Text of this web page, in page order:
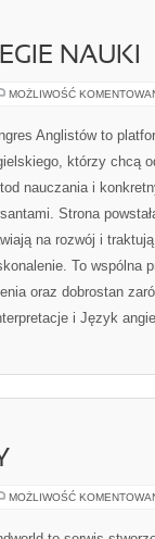
NAUKI
MOŻLIWOŚĆ
Anglistów to
którzy chcą
nauczania i
Strona
na rozwój i
To wspólna
oraz dobrostan
i Język
MOŻLIWOŚĆ